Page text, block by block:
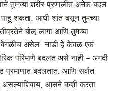
तुमच्या शरीर प्रणालीत अनेक बदल
शकता. आधी शांत बसून तुमच्या
बोलू लागा आणि तुमच्या
वेगळीच असेल. नाडी हे केवळ एक
परिमाणे बदलत असे नाही – अगदी
प्रमाणात बदलतात. आणि सर्वात
असल्याशिवाय, आसने कशी करता